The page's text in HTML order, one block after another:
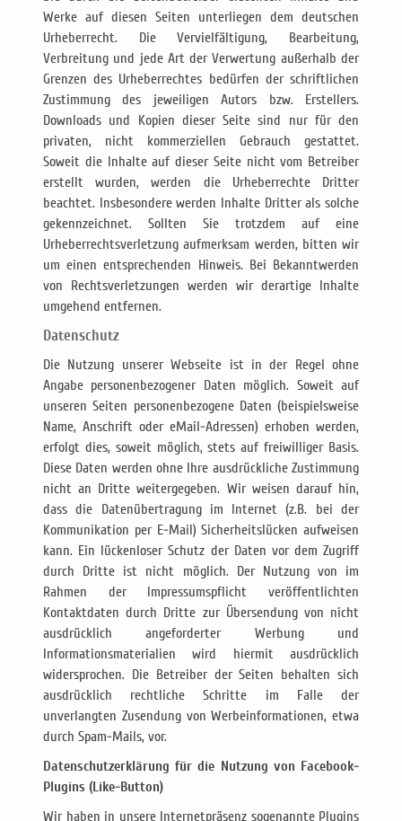
Werke auf diesen Seiten unterliegen dem deutschen
Urheberrecht. Die Vervielfältigung, Bearbeitung,
Verbreitung und jede Art der Verwertung außerhalb der
Grenzen des Urheberrechtes bedürfen der schriftlichen
Zustimmung des jeweiligen Autors bzw. Erstellers.
Downloads und Kopien dieser Seite sind nur für den
privaten, nicht kommerziellen Gebrauch gestattet.
Soweit die Inhalte auf dieser Seite nicht vom Betreiber
erstellt wurden, werden die Urheberrechte Dritter
beachtet. Insbesondere werden Inhalte Dritter als solche
gekennzeichnet. Sollten Sie trotzdem auf eine
Urheberrechtsverletzung aufmerksam werden, bitten wir
um einen entsprechenden Hinweis. Bei Bekanntwerden
von Rechtsverletzungen werden wir derartige Inhalte
umgehend entfernen.
Datenschutz
Die Nutzung unserer Webseite ist in der Regel ohne
Angabe personenbezogener Daten möglich. Soweit auf
unseren Seiten personenbezogene Daten (beispielsweise
Name, Anschrift oder eMail-Adressen) erhoben werden,
erfolgt dies, soweit möglich, stets auf freiwilliger Basis.
Diese Daten werden ohne Ihre ausdrückliche Zustimmung
nicht an Dritte weitergegeben. Wir weisen darauf hin,
dass die Datenübertragung im Internet (z.B. bei der
Kommunikation per E-Mail) Sicherheitslücken aufweisen
kann. Ein lückenloser Schutz der Daten vor dem Zugriff
durch Dritte ist nicht möglich. Der Nutzung von im
Rahmen der Impressumspflicht veröffentlichten
Kontaktdaten durch Dritte zur Übersendung von nicht
ausdrücklich angeforderter Werbung und
Informationsmaterialien wird hiermit ausdrücklich
widersprochen. Die Betreiber der Seiten behalten sich
ausdrücklich rechtliche Schritte im Falle der
unverlangten Zusendung von Werbeinformationen, etwa
durch Spam-Mails, vor.
Datenschutzerklärung für die Nutzung von Facebook-
Plugins (Like-Button)
Wir haben in unsere Internetpräsenz sogenannte Plugins